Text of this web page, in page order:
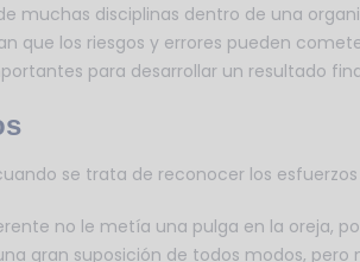
muchas disciplinas dentro de una
que los riesgos y errores pueden
para desarrollar un resultado
se trata de reconocer los
no le metía una pulga en la oreja,
gran suposición de todos modos,